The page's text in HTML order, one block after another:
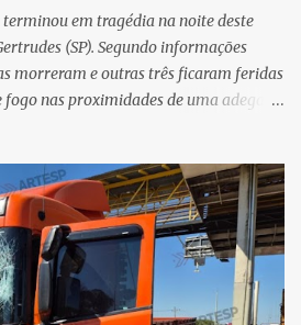
compareceu para o registro
em tragédia na noite deste
(SP). Segundo informações
morreram e outras três ficaram feridas
nas proximidades de uma adega. O
e se estendido para a área
armados passaram a efetuar
morreram ainda no local. Outras
e socorridas. Até o momento, não
oficiais sobre o estado de saúde dos
Militar de Santa Gertrudes atenderam a